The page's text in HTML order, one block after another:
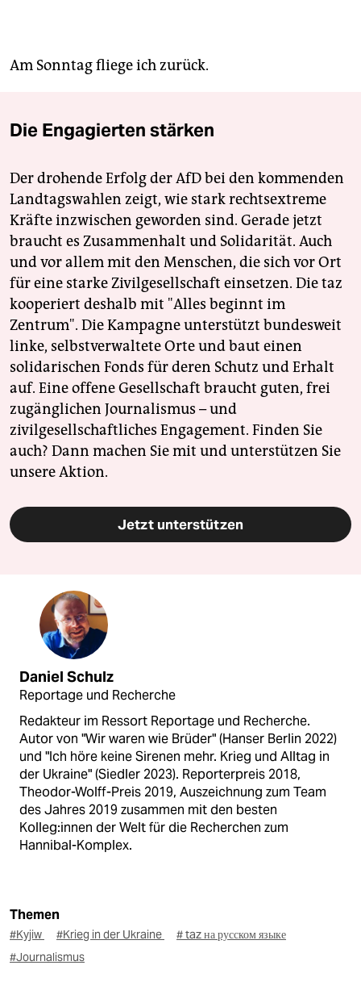
Am Sonntag fliege ich zurück.
Die Engagierten stärken
Der drohende Erfolg der AfD bei den kommenden
Landtagswahlen zeigt, wie stark rechtsextreme
Kräfte inzwischen geworden sind. Gerade jetzt
braucht es Zusammenhalt und Solidarität. Auch
und vor allem mit den Menschen, die sich vor Ort
für eine starke Zivilgesellschaft einsetzen. Die taz
kooperiert deshalb mit "Alles beginnt im
Zentrum". Die Kampagne unterstützt bundesweit
linke, selbstverwaltete Orte und baut einen
solidarischen Fonds für deren Schutz und Erhalt
auf. Eine offene Gesellschaft braucht guten, frei
zugänglichen Journalismus – und
zivilgesellschaftliches Engagement. Finden Sie
auch? Dann machen Sie mit und unterstützen Sie
unsere Aktion.
Jetzt unterstützen
Daniel Schulz
Reportage und Recherche
Redakteur im Ressort Reportage und Recherche.
Autor von "Wir waren wie Brüder" (Hanser Berlin 2022)
und "Ich höre keine Sirenen mehr. Krieg und Alltag in
der Ukraine" (Siedler 2023). Reporterpreis 2018,
Theodor-Wolff-Preis 2019, Auszeichnung zum Team
des Jahres 2019 zusammen mit den besten
Kolleg:innen der Welt für die Recherchen zum
Hannibal-Komplex.
Themen
#Kyjiw #Krieg in der Ukraine
# taz на русском языке
#Journalismus